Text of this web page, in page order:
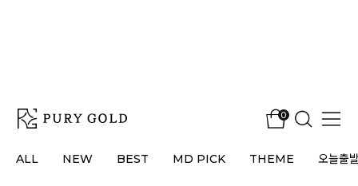
0
ALL NEW BEST MD PICK THEME 오늘출